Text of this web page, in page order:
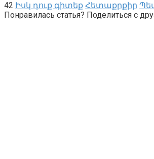
42 Իսկ դուք գիտեք Հետաքրքիր
Понравилась статья? Поделиться с